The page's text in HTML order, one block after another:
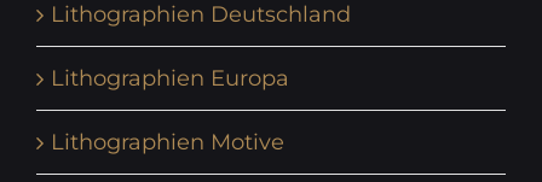
Lithographien Deutschland
Lithographien Europa
Lithographien Motive